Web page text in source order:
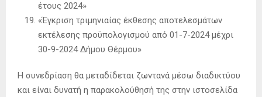
έτους 2024»
«Έγκριση τριμηνιαίας έκθεσης αποτελεσμάτων
εκτέλεσης προϋπολογισμού από 01-7-2024 μέχρι
30-9-2024 Δήμου Θέρμου»
Η συνεδρίαση θα μεταδίδεται ζωντανά μέσω διαδικτύου
και είναι δυνατή η παρακολούθησή της στην ιστοσελίδα